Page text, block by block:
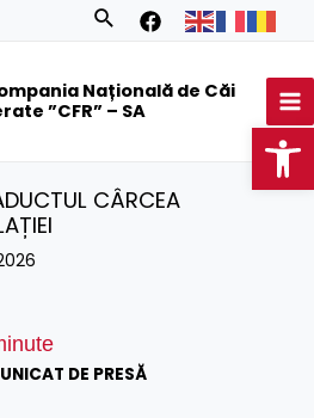
Search
Națională de Căi
”CFR” – SA
CÂRCEA
DE PRESĂ